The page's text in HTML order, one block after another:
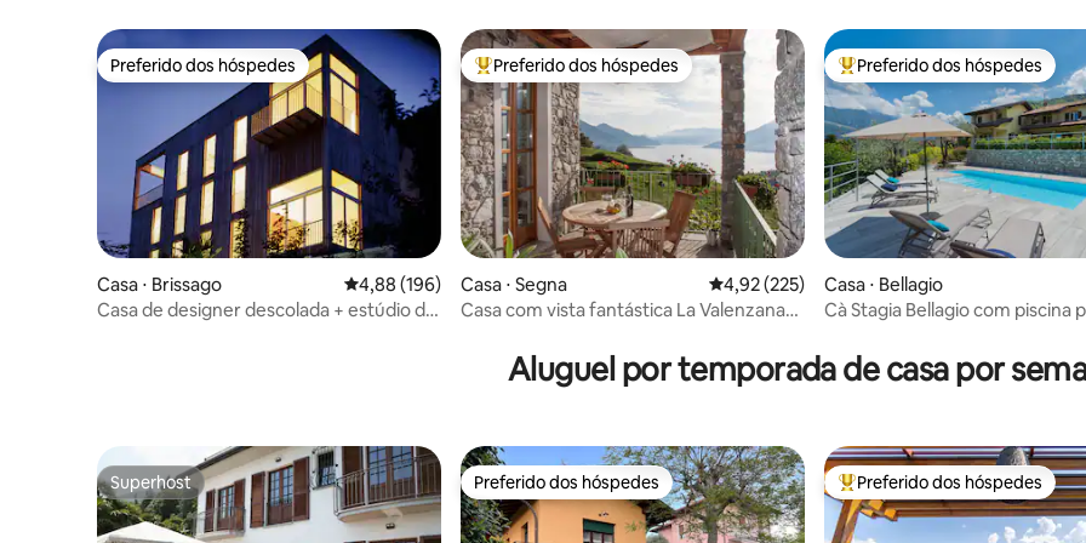
Preferido dos hóspedes
Preferido dos hóspedes
Casa ⋅ Brissago 4,88 de uma avaliação média de 5, 196 avaliações
4,88 (196)
Casa de designer descolada + estúdio de
Entre os melhores preferidos dos hóspedes
Preferido dos hóspedes
Casa ⋅ Segna 4,92 de uma avaliação média de 5, 225
4,92 (225)
Casa com vista fantástica La Valenzana
Entre os melhores preferidos
Preferido dos hóspedes
Casa ⋅ Bellagio
Cà Stagia Bellagio com piscina
Aluguel por temporada de casa por
Superhost
Superhost Preferido dos hóspedes
Preferido dos hóspedes Entre os melhores preferidos
Preferido dos hóspedes